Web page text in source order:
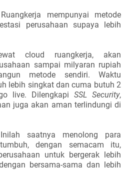
mempunyai metode
perusahaan supaya lebih
cloud ruangkerja, akan
sampai milyaran rupiah
metode sendiri. Waktu
lebih singkat dan cuma butuh 2
live. Dilengkapi SSL Security,
juga akan aman terlindungi di
saatnya menolong para
dengan semacam itu,
untuk bergerak lebih
bersama-sama dan lebih